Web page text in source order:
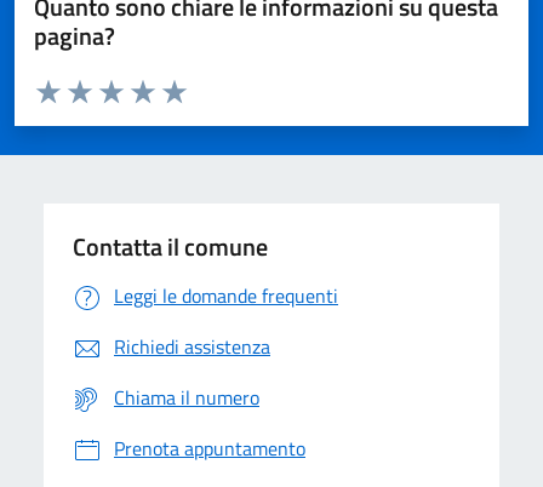
pagina?
Domanda
Valuta da 1 a 5 stelle la pagina
Valuta 5 stelle su 5
Valuta 4 stelle su 5
Valuta 3 stelle su 5
Valuta 2 stelle su 5
Valuta 1 stelle su 5
Contatta il comune
Leggi le domande frequenti
Richiedi assistenza
Chiama il numero
Prenota appuntamento